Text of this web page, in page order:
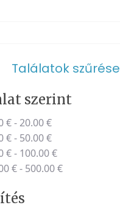
Találatok szűrése
szerint
€ - 20.00 €
€ - 50.00 €
€ - 100.00 €
€ - 500.00 €